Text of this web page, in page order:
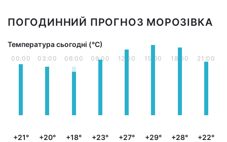
ПОГОДИННИЙ ПРОГНОЗ МОРОЗІВКА
Температура сьогодні (°С)
00:00
+21°
03:00
+20°
06:00
+18°
09:00
+23°
12:00
+27°
15:00
+29°
18:00
+28°
21:00
+22°